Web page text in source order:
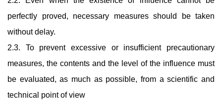
perfectly proved, necessary measures should be taken
without delay.
2.3. To prevent excessive or insufficient precautionary
measures, the contents and the level of the influence must
be evaluated, as much as possible, from a scientific and
technical point of view